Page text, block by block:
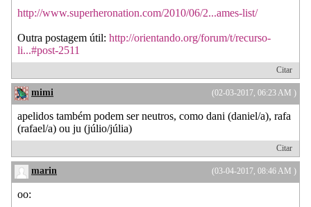
http://www.superheronation.com/2010/06/2...ames-list/
Outra postagem útil: http://orientando.org/forum/t/recurso-
li...#post-2511
Citar
(02-03-2017, 06:23 AM )
mimi
apelidos também podem ser neutros, como dani (daniel/a), rafa
(rafael/a) ou ju (júlio/júlia)
Citar
(03-04-2017, 08:46 AM )
marin
oo: